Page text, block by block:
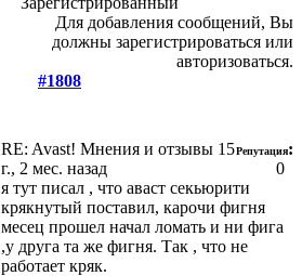
Для добавления сообщений, Вы
должны зарегистрироваться или
авторизоваться.
#1808
RE: Avast! Мнения и отзывы 15
г., 2 мес. назад
Репутация:
0
я тут писал , что аваст секьюрити
крякнутый поставил, карочи фигня
месец прошел начал ломать и ни фига
,у друга та же фигня. Так , что не
работает кряк.